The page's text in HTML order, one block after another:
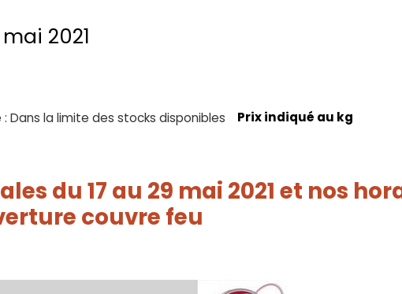
2021
: Dans la limite des stocks disponibles Prix indiqué au kg
du 17 au 29 mai 2021 et nos
couvre feu